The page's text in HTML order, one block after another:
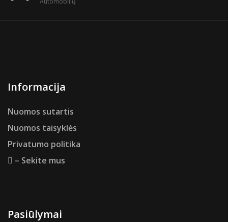
Informacija
Nuomos sutartis
Nuomos taisyklės
Privatumo politika
– Sekite mus
Pasiūlymai